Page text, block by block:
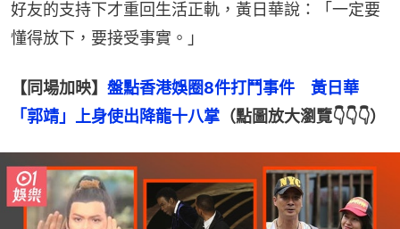
好友的支持下才重回生活正軌，黃日華說：「一定要
懂得放下，要接受事實。」
【同場加映】 盤點香港娛圈8件打鬥事件　黃日華
「郭靖」上身使出降龍十八掌 （點圖放大瀏覽👇👇👇）